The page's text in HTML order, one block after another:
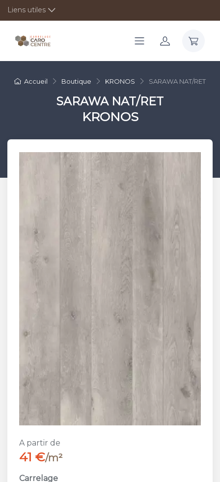
Liens utiles
Accueil Boutique KRONOS SARAWA NAT/RET
SARAWA NAT/RET
KRONOS
A partir de
41 €/m²
Carrelage